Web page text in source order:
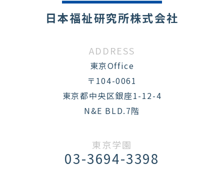
日本福祉研究所株式会社
ADDRESS
東京Office
〒104-0061
東京都中央区銀座1-12-4
N&E BLD.7階
東京学園
03-3694-3398